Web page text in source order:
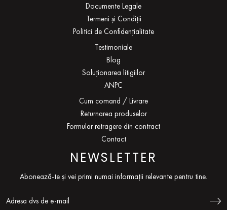
Documente Legale
Termeni și Condiții
Politici de Confidențialitate
Testimoniale
Blog
Soluționarea litigiilor
ANPC
Cum comand / Livrare
Returnarea produselor
Formular retragere din contract
Contact
NEWSLETTER
Abonează-te și vei primi numai informații relevante pentru tine.